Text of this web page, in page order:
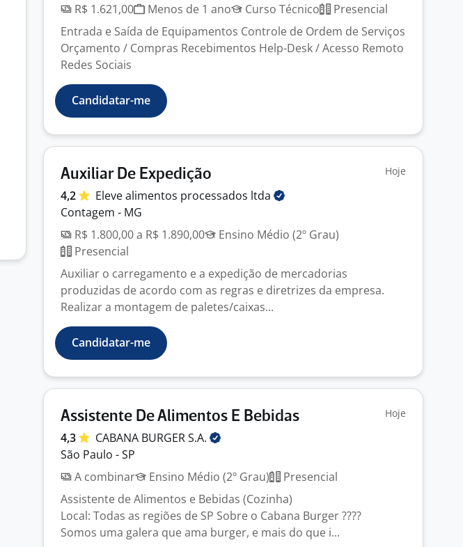
R$ 1.621,00
Menos de 1 ano Curso Técnico
Presencial
Entrada e Saída de Equipamentos Controle de Ordem de Serviços
Orçamento / Compras Recebimentos Help-Desk / Acesso Remoto
Redes Sociais
Candidatar-me
Auxiliar De Expedição Hoje
4,2 Eleve alimentos processados ltda
Contagem - MG
R$ 1.800,00 a R$ 1.890,00
Ensino Médio (2º Grau)
Presencial
Auxiliar o carregamento e a expedição de mercadorias
produzidas de acordo com as regras e diretrizes da empresa.
Realizar a montagem de paletes/caixas...
Candidatar-me
Assistente De Alimentos E Bebidas Hoje
4,3 CABANA BURGERS.A.
São Paulo - SP
A combinar
Ensino Médio (2º Grau)
Presencial
Assistente de Alimentos e Bebidas (Cozinha)
Local: Todas as regiões de SP Sobre o Cabana Burger ????
Somos uma galera que ama burger, e mais do que i...